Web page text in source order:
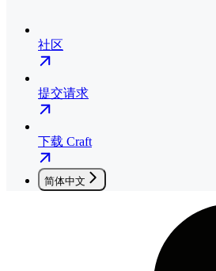
社区
提交请求
下载 Craft
简体中文